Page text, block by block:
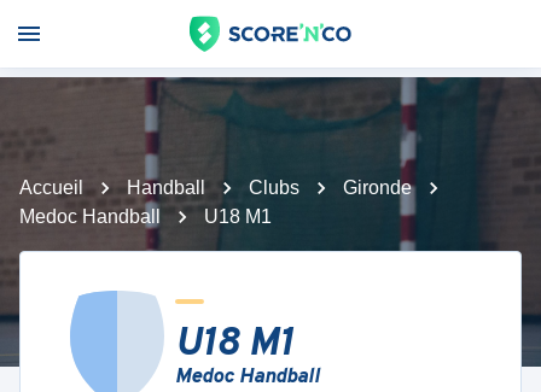
Accueil Handball Clubs
Gironde
Medoc Handball
U18 M1
U18 M1
Medoc Handball